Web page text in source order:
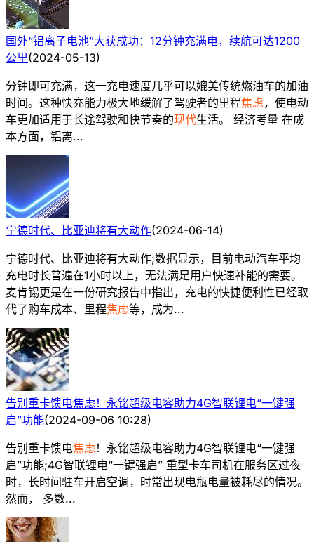
国外“铝离子电池”大获成功：12分钟充满电，续航可达1200
公里(2024-05-13)
分钟即可充满，这一充电速度几乎可以媲美传统燃油车的加油
时间。这种快充能力极大地缓解了驾驶者的里程焦虑，使电动
车更加适用于长途驾驶和快节奏的现代生活。 经济考量 在成
本方面，铝离...
宁德时代、比亚迪将有大动作(2024-06-14)
宁德时代、比亚迪将有大动作;数据显示，目前电动汽车平均
充电时长普遍在1小时以上，无法满足用户快速补能的需要。
麦肯锡更是在一份研究报告中指出，充电的快捷便利性已经取
代了购车成本、里程焦虑等，成为...
告别重卡馈电焦虑！永铭超级电容助力4G智联锂电“一键强
启”功能(2024-09-06 10:28)
告别重卡馈电焦虑 ！永铭超级电容助力4G智联锂电“一键强
启”功能;4G智联锂电“一键强启” 重型卡车司机在服务区过夜
时，长时间驻车开启空调，时常出现电瓶电量被耗尽的情况。
然而， 多数...